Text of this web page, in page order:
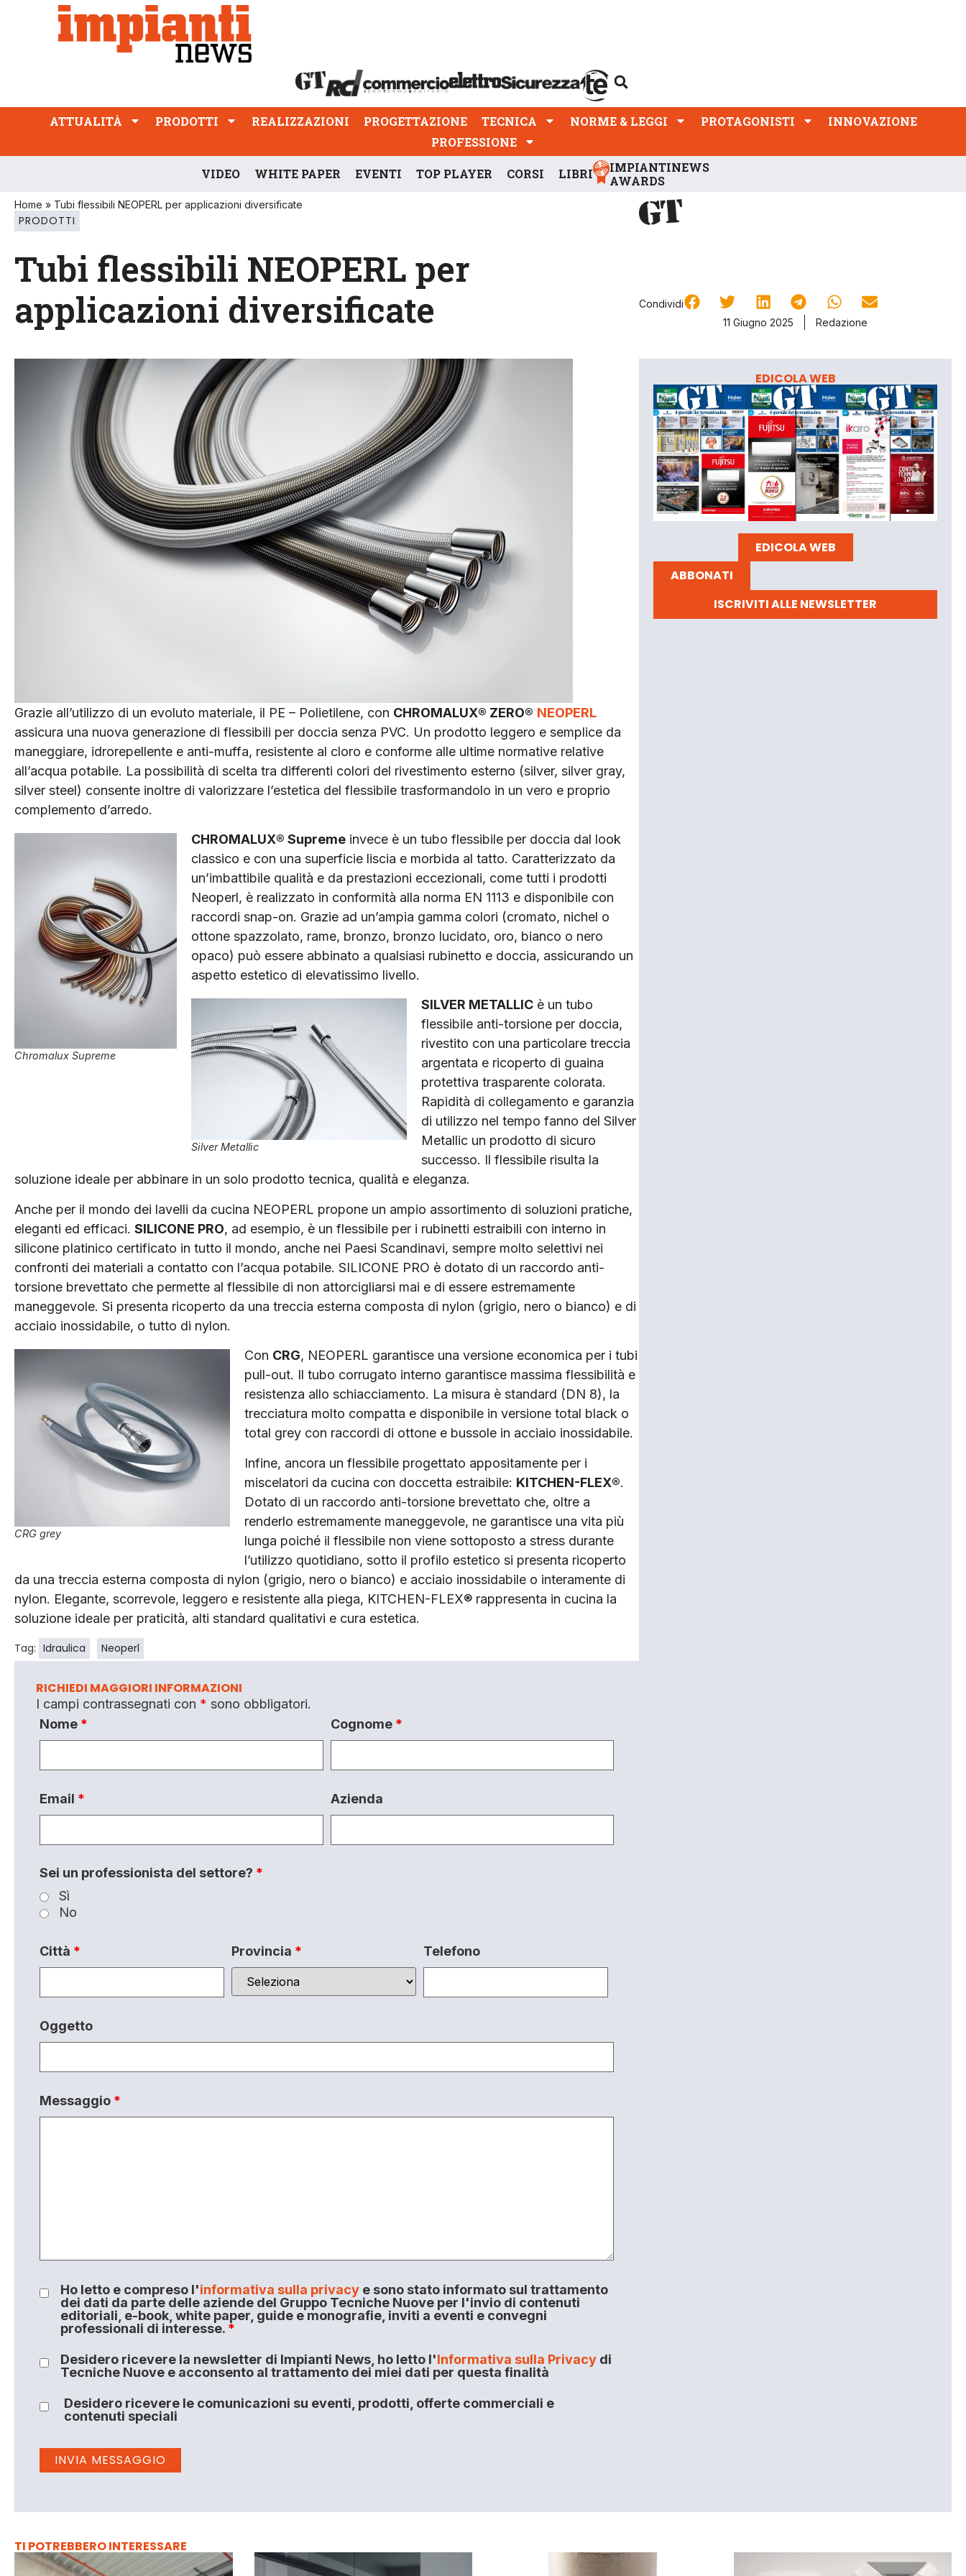
ATTUALITÀ PRODOTTI REALIZZAZIONI
PROFESSIONE
ATTUALITÀ PRODOTTI REALIZZAZIONI PROGETTAZIONE TECNICA NORME & LEGGI PROTAGONISTI
INNOVAZIONE
PROFESSIONE
VIDEO WHITE PAPER EVENTI TOP PLAYER CORSI LIBRI
IMPIANTINEWS
AWARDS
Home » Tubi flessibili NEOPERL per applicazioni diversificate
PRODOTTI
Tubi flessibili NEOPERL per
applicazioni diversificate
Condividi
11 Giugno 2025
Redazione
Grazie all’utilizzo di un evoluto materiale, il PE – Polietilene, con CHROMALUX® ZERO® NEOPERL
assicura una nuova generazione di flessibili per doccia senza PVC. Un prodotto leggero e semplice da
maneggiare, idrorepellente e anti-muffa, resistente al cloro e conforme alle ultime normative relative
all’acqua potabile. La possibilità di scelta tra differenti colori del rivestimento esterno (silver, silver gray,
silver steel) consente inoltre di valorizzare l’estetica del flessibile trasformandolo in un vero e proprio
complemento d’arredo.
Chromalux Supreme
CHROMALUX® Supreme invece è un tubo flessibile per doccia dal look
classico e con una superficie liscia e morbida al tatto. Caratterizzato da
un’imbattibile qualità e da prestazioni eccezionali, come tutti i prodotti
Neoperl, è realizzato in conformità alla norma EN 1113 e disponibile con
raccordi snap-on. Grazie ad un’ampia gamma colori (cromato, nichel o
ottone spazzolato, rame, bronzo, bronzo lucidato, oro, bianco o nero
opaco) può essere abbinato a qualsiasi rubinetto e doccia, assicurando un
aspetto estetico di elevatissimo livello.
Silver Metallic
SILVER METALLIC è un tubo
flessibile anti-torsione per doccia,
rivestito con una particolare treccia
argentata e ricoperto di guaina
protettiva trasparente colorata.
Rapidità di collegamento e garanzia
di utilizzo nel tempo fanno del Silver
Metallic un prodotto di sicuro
successo. Il flessibile risulta la
soluzione ideale per abbinare in un solo prodotto tecnica, qualità e eleganza.
Anche per il mondo dei lavelli da cucina NEOPERL propone un ampio assortimento di soluzioni pratiche,
eleganti ed efficaci. SILICONE PRO, ad esempio, è un flessibile per i rubinetti estraibili con interno in
silicone platinico certificato in tutto il mondo, anche nei Paesi Scandinavi, sempre molto selettivi nei
confronti dei materiali a contatto con l’acqua potabile. SILICONE PRO è dotato di un raccordo anti-
torsione brevettato che permette al flessibile di non attorcigliarsi mai e di essere estremamente
maneggevole. Si presenta ricoperto da una treccia esterna composta di nylon (grigio, nero o bianco) e di
acciaio inossidabile, o tutto di nylon.
CRG grey
Con CRG, NEOPERL garantisce una versione economica per i tubi
pull-out. Il tubo corrugato interno garantisce massima flessibilità e
resistenza allo schiacciamento. La misura è standard (DN 8), la
trecciatura molto compatta e disponibile in versione total black o
total grey con raccordi di ottone e bussole in acciaio inossidabile.
Infine, ancora un flessibile progettato appositamente per i
miscelatori da cucina con doccetta estraibile: KITCHEN-FLEX®.
Dotato di un raccordo anti-torsione brevettato che, oltre a
renderlo estremamente maneggevole, ne garantisce una vita più
lunga poiché il flessibile non viene sottoposto a stress durante
l’utilizzo quotidiano, sotto il profilo estetico si presenta ricoperto
da una treccia esterna composta di nylon (grigio, nero o bianco) e acciaio inossidabile o interamente di
nylon. Elegante, scorrevole, leggero e resistente alla piega, KITCHEN-FLEX® rappresenta in cucina la
soluzione ideale per praticità, alti standard qualitativi e cura estetica.
Tag: Idraulica Neoperl
RICHIEDI MAGGIORI INFORMAZIONI
I campi contrassegnati con * sono obbligatori.
Nome * Cognome *
Email * Azienda
Sei un professionista del settore? *
Sì
No
Città * Provincia * Telefono
Oggetto
Messaggio *
Ho letto e compreso l'informativa sulla privacye sono stato informato sul trattamento
dei dati da parte delle aziende del Gruppo Tecniche Nuove per l'invio di contenuti
editoriali, e-book, white paper, guide e monografie, inviti a eventi e convegni
professionali di interesse. *
Desidero ricevere la newsletter di Impianti News, ho letto l'Informativa sulla Privacydi
Tecniche Nuove e acconsento al trattamento dei miei dati per questa finalità
Desidero ricevere le comunicazioni su eventi, prodotti, offerte commerciali e
contenuti speciali
EDICOLA WEB
EDICOLA WEB
ABBONATI
ISCRIVITI ALLE NEWSLETTER
TI POTREBBERO INTERESSARE